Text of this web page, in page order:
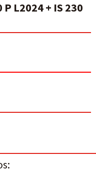
L2024 + IS 230